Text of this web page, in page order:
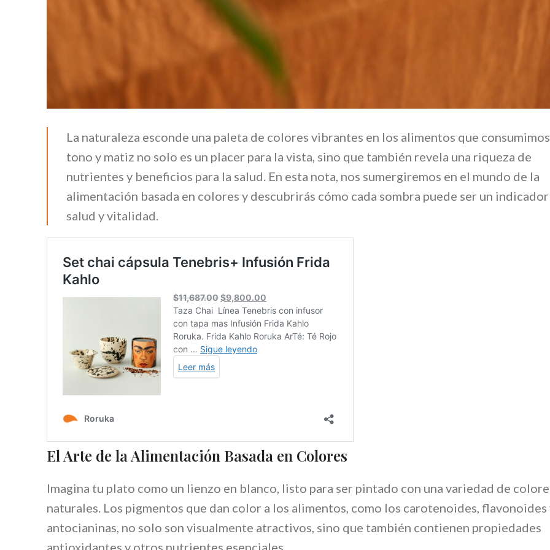
La naturaleza esconde una paleta de colores vibrantes en los alimentos que
tono y matiz no solo es un placer para la vista, sino que también revela una riqueza de
nutrientes y beneficios para la salud. En esta nota, nos sumergiremos en el mundo de la
alimentación basada en colores y descubrirás cómo cada sombra puede ser un
salud y vitalidad.
El Arte de la Alimentación Basada en Colores
Imagina tu plato como un lienzo en blanco, listo para ser pintado con una variedad de
naturales. Los pigmentos que dan color a los alimentos, como los carotenoides, flavonoides
antocianinas, no solo son visualmente atractivos, sino que también contienen propiedades
antioxidantes y otros nutrientes esenciales.